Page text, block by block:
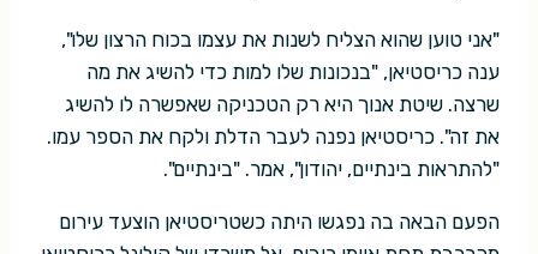
"אני טוען שהוא הצליח לשנות את עצמו בכוח הרצון שלו",
ענה כריסטיאן, "בנכונות שלו למות כדי להשיג את מה
שרצה. שיטת אנוך היא רק הטכניקה שאפשרה לו להשיג
את זה". כריסטיאן נפנה לעבר הדלת ולקח את הספר עמו.
"להתראות בינתיים, יהודון", אמר. "בינתיים".
הפעם הבאה בה נפגשו היתה כשטריסטיאן הוצעד עירום